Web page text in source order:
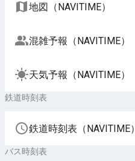
地図（NAVITIME）
混雑予報（NAVITIME）
天気予報（NAVITIME）
鉄道時刻表
鉄道時刻表（NAVITIME）
バス時刻表